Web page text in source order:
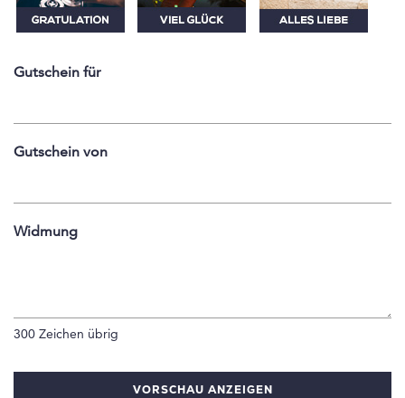
Gutschein für
Gutschein von
Widmung
300 Zeichen übrig
VORSCHAU ANZEIGEN